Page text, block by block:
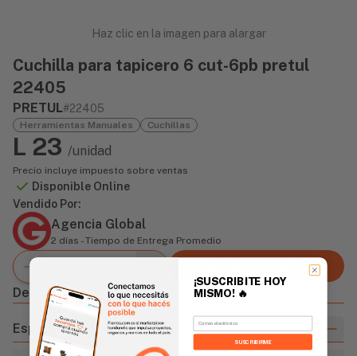
Haz clic en la imagen para alargar
Cuchilla para tapicero 6 cut-6pb pretul
22405
PRETUL#22405
Herramientas Manuales Cuchillas
L 23 /unidad
Precio incluye impuesto sobre ventas
Disponible Online
Vendido Por:
Agencia Global
2 días - Tiempo de Entrega Promedio
Agregar al carrito
Descripción
Especificaciones
¡SUSCRIBITE HOY
MISMO! 🔥
Email
SUSCRIBIRME